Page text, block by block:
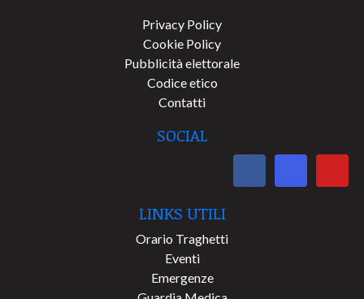
Privacy Policy
Cookie Policy
Pubblicità elettorale
Codice etico
Contatti
SOCIAL
LINKS UTILI
Orario Traghetti
Eventi
Emergenze